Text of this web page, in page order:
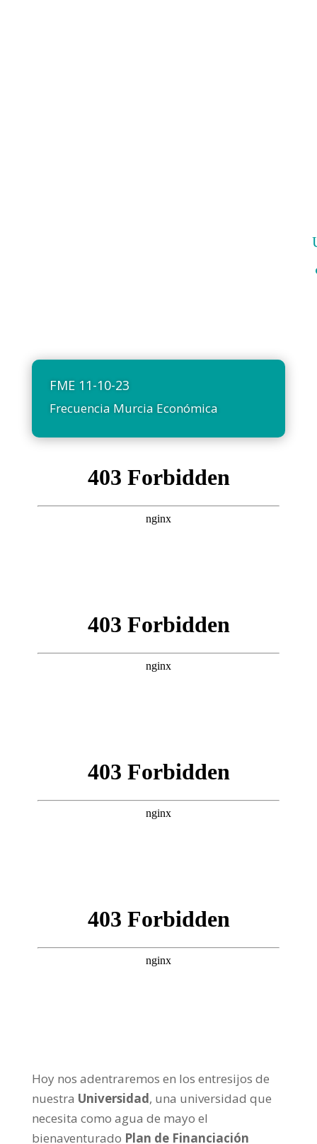
FME 11-10-23
Frecuencia Murcia Económica
Hoy nos adentraremos en los entresijos de
nuestra Universidad, una universidad que
necesita como agua de mayo el
bienaventurado Plan de Financiación